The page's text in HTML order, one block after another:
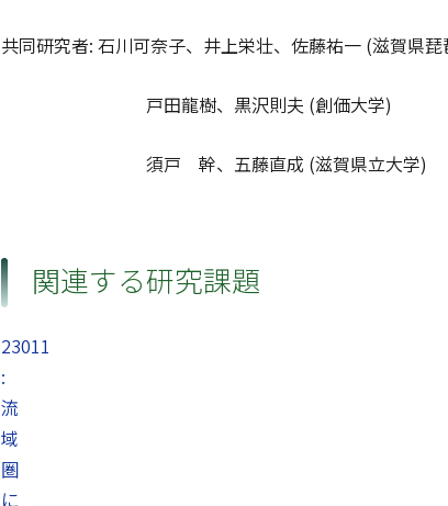
共同研究者: 石川可奈子、井上栄壮、佐藤祐一 (滋賀県
戸田龍樹、黒沢則夫 (創価大学)
須戸 幹、五藤直成 (滋賀県立大学)
関連する研究課題
23011
:
流
域
圏
に